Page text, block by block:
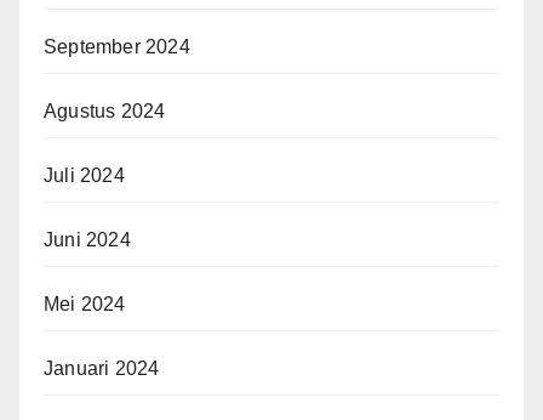
September 2024
Agustus 2024
Juli 2024
Juni 2024
Mei 2024
Januari 2024